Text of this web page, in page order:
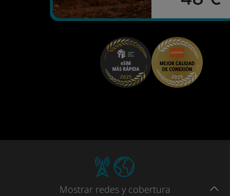
Mostrar redes y cobertura